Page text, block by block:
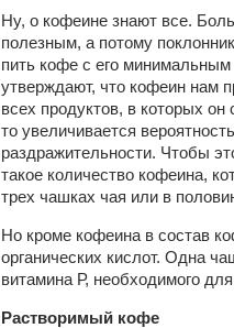
Ну, о кофеине знают все.
полезным, а потому
пить кофе с его
утверждают, что кофеин нам
всех продуктов, в которых
то увеличивается
раздражительности. Чтобы
такое количество кофеина,
трех чашках чая или в
Но кроме кофеина в состав
органических кислот. Одна
витамина Р, необходимого
Растворимый кофе